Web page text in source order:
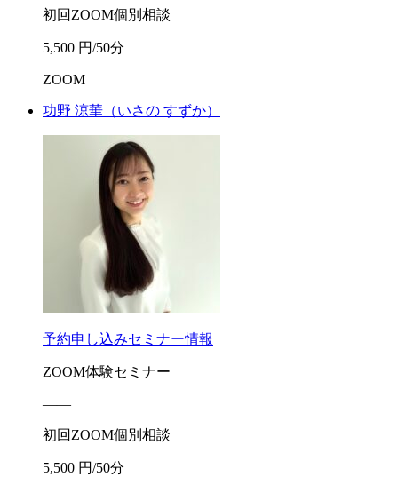
初回ZOOM個別相談
5,500 円/50分
ZOOM
功野 涼華 （いさの すずか）
予約申し込みセミナー情報
ZOOM体験セミナー
――
初回ZOOM個別相談
5,500 円/50分